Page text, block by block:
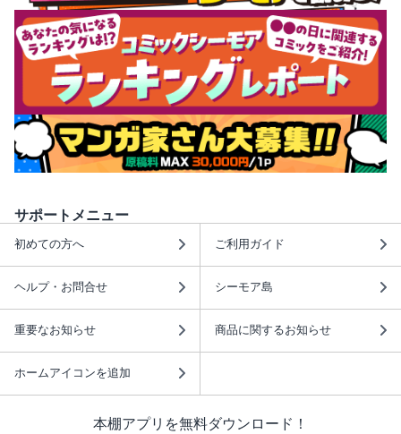
サポートメニュー
初めての方へ ご利用ガイド
ヘルプ・お問合せ シーモア島
重要なお知らせ 商品に関するお知らせ
ホームアイコンを追加
本棚アプリを無料ダウンロード！